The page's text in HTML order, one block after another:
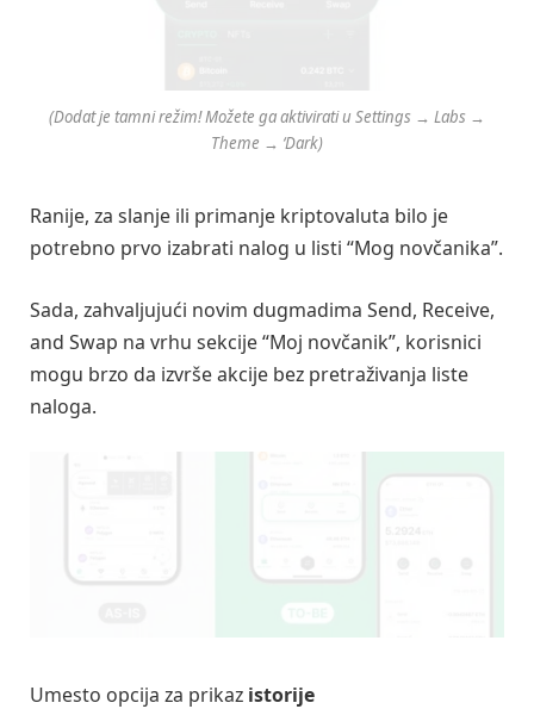
(Dodat je tamni režim! Možete ga aktivirati u Settings → Labs →
Theme → ‘Dark)
Ranije, za slanje ili primanje kriptovaluta bilo je
potrebno prvo izabrati nalog u listi “Mog novčanika”.
Sada, zahvaljujući novim dugmadima Send, Receive,
and Swap na vrhu sekcije “Moj novčanik”, korisnici
mogu brzo da izvrše akcije bez pretraživanja liste
naloga.
Umesto opcija za prikaz istorije